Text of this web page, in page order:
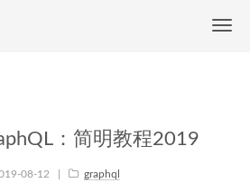
：简明教程2019
08-12 graphql